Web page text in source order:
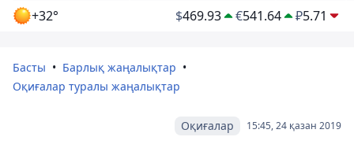
+32° $469.93 €541.64 ₽5.71
Басты
Барлық жаңалықтар
Оқиғалар туралы жаңалықтар
15:45, 24 қазан 2019
Оқиғалар